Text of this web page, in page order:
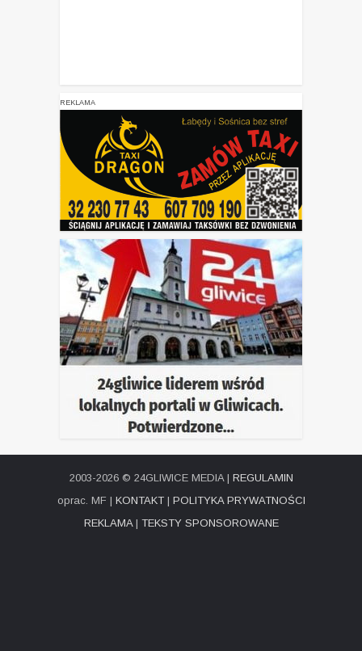
REKLAMA
2003-2026 © 24GLIWICE MEDIA | REGULAMIN
oprac. MF | KONTAKT| POLITYKA PRYWATNOŚCI
REKLAMA| TEKSTY SPONSOROWANE